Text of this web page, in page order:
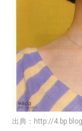
出典： http://